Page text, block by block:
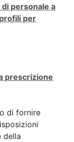
personale a
per
prescrizione
di fornire
della